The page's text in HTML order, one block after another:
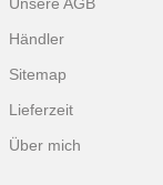
Händler
Sitemap
Lieferzeit
Über mich